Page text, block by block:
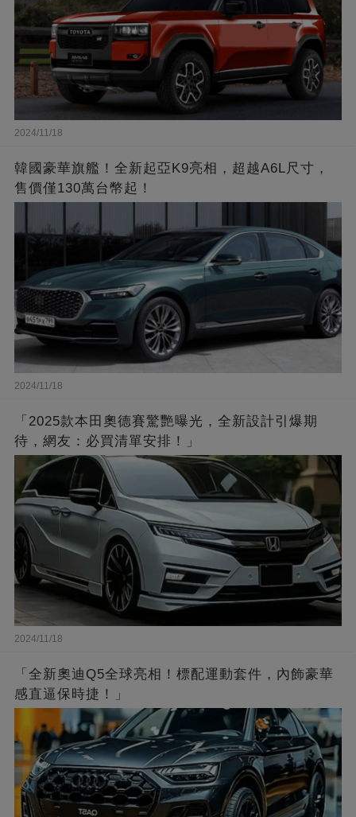
2024/11/18
韓國豪華旗艦！全新起亞K9亮相，超越A6L尺寸，
售價僅130萬台幣起！
2024/11/18
「2025款本田奧德賽驚艷曝光，全新設計引爆期
待，網友：必買清單安排！」
2024/11/18
「全新奧迪Q5全球亮相！標配運動套件，內飾豪華
感直逼保時捷！」